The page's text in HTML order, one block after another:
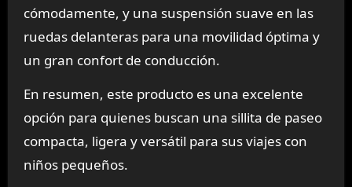
cómodamente, y una suspensión suave en las
ruedas delanteras para una movilidad óptima y
un gran confort de conducción.
En resumen, este producto es una excelente
opción para quienes buscan una sillita de paseo
compacta, ligera y versátil para sus viajes con
niños pequeños.